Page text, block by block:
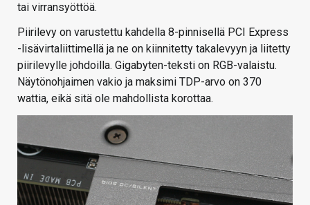
tai virransyöttöä.
Piirilevy on varustettu kahdella 8-pinnisellä PCI Express
-lisävirtaliittimellä ja ne on kiinnitetty takalevyyn ja liitetty
piirilevylle johdoilla. Gigabyten-teksti on RGB-valaistu.
Näytönohjaimen vakio ja maksimi TDP-arvo on 370
wattia, eikä sitä ole mahdollista korottaa.